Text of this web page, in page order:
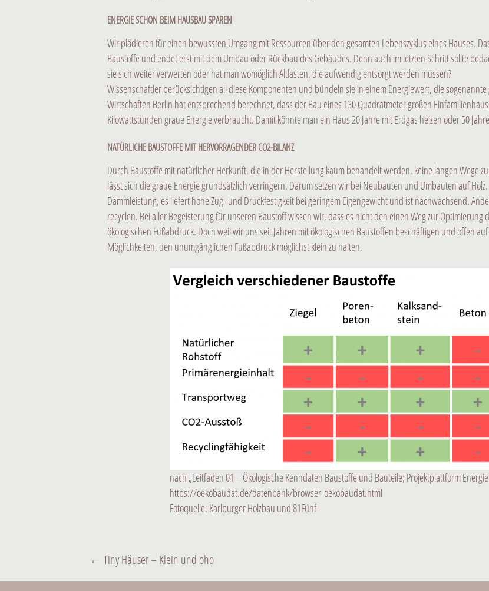
ENERGIE SCHON BEIM HAUSBAU SPAREN
Wir plädieren für einen bewussten Umgang mit Ressourcen über den gesamten Lebenszyklus eines Hauses.
Baustoffe und endet erst mit dem Umbau oder Rückbau des Gebäudes. Denn auch im letzten Schritt sollte
sie sich weiter verwerten oder hat man womöglich Altlasten, die aufwendig entsorgt werden müssen?
Wissenschaftler berücksichtigen all diese Komponenten und bündeln sie in einem Energiewert, die
Wirtschaften Berlin hat entsprechend berechnet, dass der Bau eines 130 Quadratmeter großen
Kilowattstunden graue Energie verbraucht. Damit könnte man ein Haus 20 Jahre mit Erdgas heizen oder 50
NATÜRLICHE BAUSTOFFE MIT HERVORRAGENDER CO2-BILANZ
Durch Baustoffe mit natürlicher Herkunft, die in der Herstellung kaum behandelt werden, keine langen Wege
lässt sich die graue Energie grundsätzlich verringern. Darum setzen wir bei Neubauten und Umbauten auf
Dämmleistung, es liefert hohe Zug- und Druckfestigkeit bei geringem Eigengewicht und ist nachwachsend.
recyclen. Bei aller Begeisterung für unseren Baustoff wissen wir, dass es nicht den einen Weg zur Optimierung
ökologischen Fußabdruck. Doch weil wir uns seit Jahren mit ökologischen Baustoffen beschäftigen und offen
Möglichkeiten, den unumgänglichen Fußabdruck möglichst klein zu halten.
nach „Leitfaden 01 – Ökologische Kenndaten Baustoffe und Bauteile; Projektplattform
https://oekobaudat.de/datenbank/browser-oekobaudat.html
Fotoquelle: Karlburger Holzbau und 81Fünf
NAVIGATION
← Tiny Häuser – Klein und oho